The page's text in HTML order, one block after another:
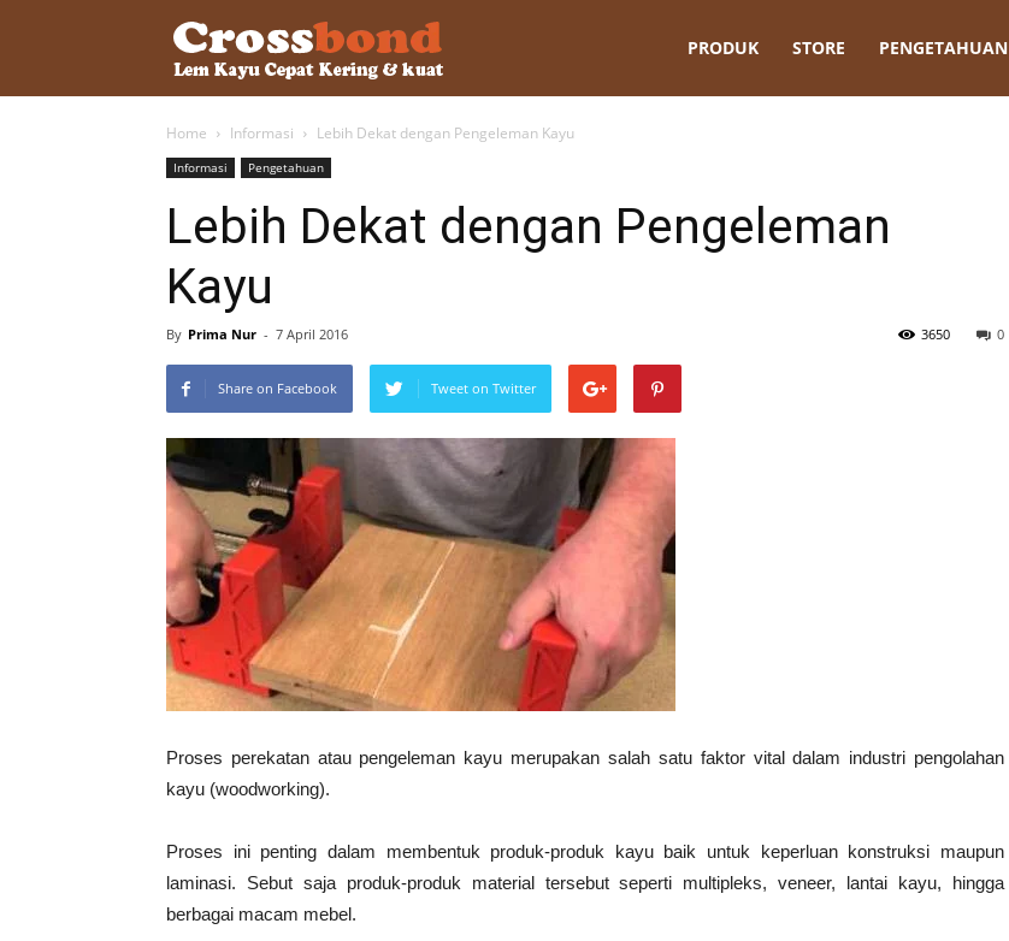
–
Lem
Kertas,
PRODUK STORE PENGETAHUAN
Home Informasi Lebih Dekat dengan Pengeleman Kayu
Informasi Pengetahuan
Lebih Dekat dengan Pengeleman
Kayu
By Prima Nur - 7 April 2016 0
3650
Share on Facebook Tweet on Twitter
Proses perekatan atau pengeleman kayu merupakan salah satu faktor vital dalam industri pengolahan
kayu (woodworking).
Proses ini penting dalam membentuk produk-produk kayu baik untuk keperluan konstruksi maupun
laminasi. Sebut saja produk-produk material tersebut seperti multipleks, veneer, lantai kayu, hingga
berbagai macam mebel.